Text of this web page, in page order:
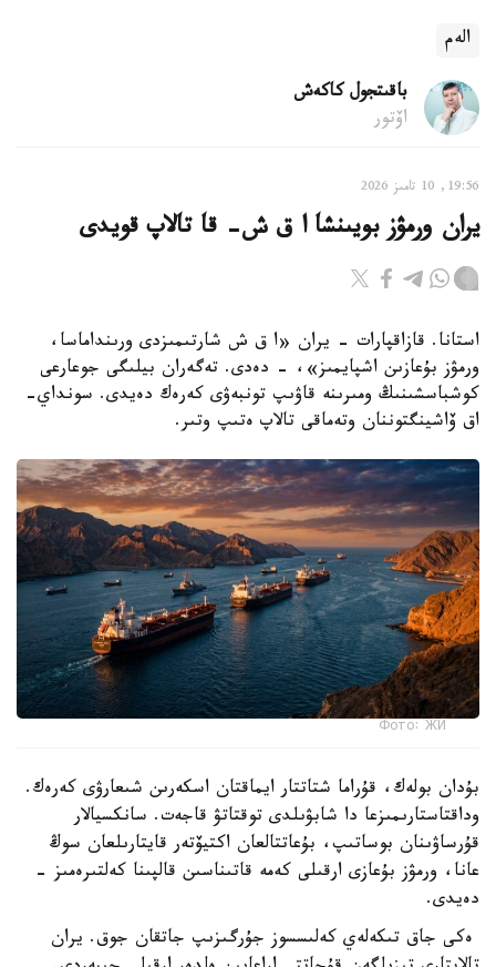
الەم
باقىتجول كاكەش
اۆتور
19:56, 10 تامىز 2026
يران ورمۋز بويىنشا ا ق ش- قا تالاپ قويدى
استانا. قازاقپارات - يران «ا ق ش شارتىمىزدى ورىنداماسا،
ورمۋز بۇعازىن اشپايمىز»، - دەدى. تەگەران بيلىگى جوعارعى
كوشباسشىنىڭ ومىرىنە قاۋىپ تونبەۋى كەرەك دەيدى. سونداي-
اق ۆاشينگتوننان وتەماقى تالاپ ەتىپ وتىر.
Фото: ЖИ
بۇدان بولەك، قۇراما شتاتتار ايماقتان اسكەرىن شىعارۋى كەرەك.
وداقتاستارىمىزعا دا شابۋىلدى توقتاتۋ قاجەت. سانكسيالار
قۇرساۋىنان بوساتىپ، بۇعاتتالعان اكتيۆتەر قايتارىلعان سوڭ
عانا، ورمۋز بۇعازى ارقىلى كەمە قاتىناسىن قالپىنا كەلتىرەمىز -
دەيدى.
ەكى جاق تىكەلەي كەلىسسوز جۇرگىزىپ جاتقان جوق. يران